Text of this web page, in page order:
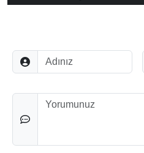
Adınız
Düşünceleriniz